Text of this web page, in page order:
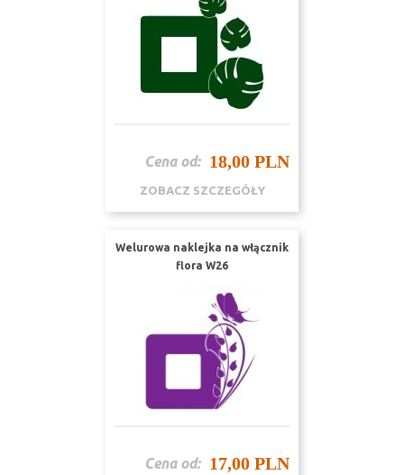
Cena od: 18,00 PLN
ZOBACZ SZCZEGÓŁY
Welurowa naklejka na włącznik
flora W26
Cena od: 17,00 PLN